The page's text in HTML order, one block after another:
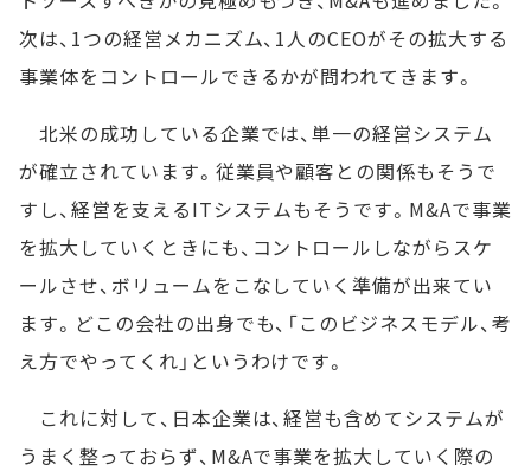
次は、1つの経営メカニズム、1人のCEOがその拡大する
事業体をコントロールできるかが問われてきます。
北米の成功している企業では、単一の経営システム
が確立されています。従業員や顧客との関係もそうで
すし、経営を支えるITシステムもそうです。M&Aで事業
を拡大していくときにも、コントロールしながらスケ
ールさせ、ボリュームをこなしていく準備が出来てい
ます。どこの会社の出身でも、「このビジネスモデル、考
え方でやってくれ」というわけです。
これに対して、日本企業は、経営も含めてシステムが
うまく整っておらず、M&Aで事業を拡大していく際の